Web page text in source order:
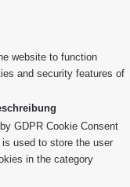
website to function
and security features of
GDPR Cookie Consent
used to store the user
in the category